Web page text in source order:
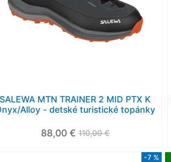
SALEWA MTN TRAINER 2 MID PTX K
Alloy - detské turistické topánky
88,00 € 110,00 €
-7 %